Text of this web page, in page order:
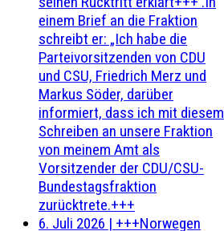
einem Brief an die Fraktion
schreibt er: „Ich habe die
Parteivorsitzenden von CDU
und CSU, Friedrich Merz und
Markus Söder, darüber
informiert, dass ich mit diesem
Schreiben an unsere Fraktion
von meinem Amt als
Vorsitzender der CDU/CSU-
Bundestagsfraktion
zurücktrete.+++
6. Juli 2026 | +++Norwegen